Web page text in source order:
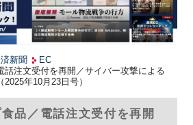
新聞
EC
話注文受付を再開／サイバー攻撃による
年10月23日号）
品／電話注文受付を再開